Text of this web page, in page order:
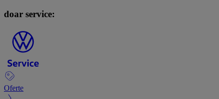
doar service:
Oferte